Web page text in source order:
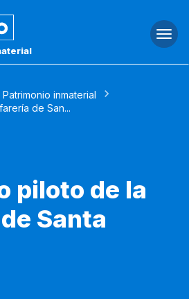
Patrimonio inmaterial
de San...
piloto de la
Santa